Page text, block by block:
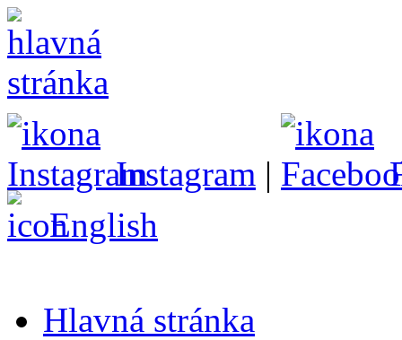
Instagram |
English
Hlavná stránka